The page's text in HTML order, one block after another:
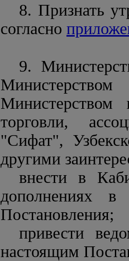
8. Признать
согласно
9.
Министерством
торговли,
"Сифат",
другими
внести в
дополнениях в
Постановления;
привести
настоящим